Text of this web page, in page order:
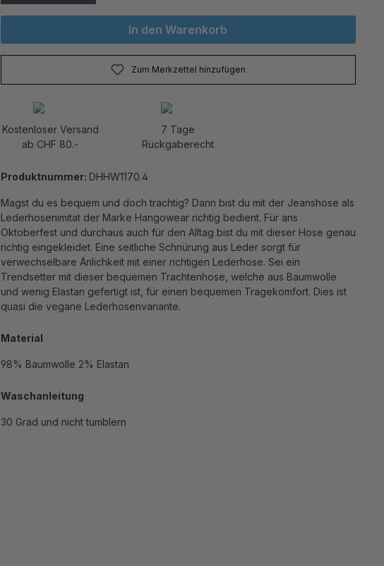
In den Warenkorb
Zum Merkzettel hinzufügen
Kostenloser Versand
ab CHF 80.-
7 Tage
Rückgaberecht
Produktnummer: DHHW1170.4
Magst du es bequem und doch trachtig? Dann bist du mit der Jeanshose als
Lederhosenimitat der Marke Hangowear richtig bedient. Für ans
Oktoberfest und durchaus auch für den Alltag bist du mit dieser Hose genau
richtig eingekleidet. Eine seitliche Schnürung aus Leder sorgt für
verwechselbare Änlichkeit mit einer richtigen Lederhose. Sei ein
Trendsetter mit dieser bequemen Trachtenhose, welche aus Baumwolle
und wenig Elastan gefertigt ist, für einen bequemen Tragekomfort. Dies ist
quasi die vegane Lederhosenvariante.
Material
98% Baumwolle 2% Elastan
Waschanleitung
30 Grad und nicht tumblern